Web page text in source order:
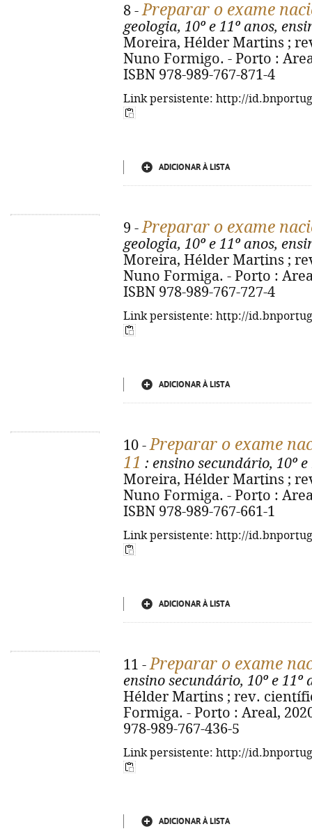
8 -Preparar o exame
geologia, 10º e 11º anos,
Moreira, Hélder Martins ;
Nuno Formigo. - Porto :
ISBN 978-989-767-871-4
Link persistente: http://
ADICIONAR À LISTA
9 -Preparar o exame
geologia, 10º e 11º anos,
Moreira, Hélder Martins ;
Nuno Formiga. - Porto :
ISBN 978-989-767-727-4
Link persistente: http://
ADICIONAR À LISTA
10 -Preparar o exame
11 : ensino secundário, 10º e
Moreira, Hélder Martins ;
Nuno Formiga. - Porto :
ISBN 978-989-767-661-1
Link persistente: http://
ADICIONAR À LISTA
11 -Preparar o exame
ensino secundário, 10º e 11º
Hélder Martins ; rev.
Formiga. - Porto : Areal,
978-989-767-436-5
Link persistente: http://
ADICIONAR À LISTA